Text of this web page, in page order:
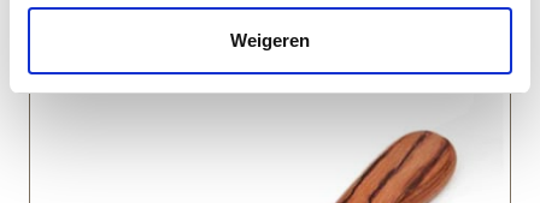
Weigeren
Natuurverf